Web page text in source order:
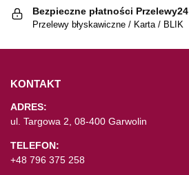
Bezpieczne płatności Przelewy24
Przelewy błyskawiczne / Karta / BLIK
KONTAKT
ADRES:
ul. Targowa 2, 08-400 Garwolin
TELEFON:
+48 796 375 258